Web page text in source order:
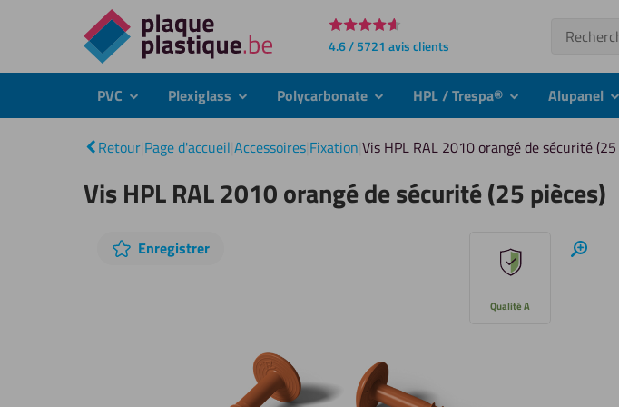
Directement
au
contenu
4.6 / 5721 avis clients
Recherche
PVC submenuPlexiglass submenuPolycarbonate submenuHPL / Trespa® submenuAlupanel
Retour Page d'accueil Accessoires Fixation Vis HPL RAL 2010 orangé de sécurité (25
Vis HPL RAL 2010 orangé de sécurité (25 pièces)
SauterEnregistrer
Zoom
Qualité A